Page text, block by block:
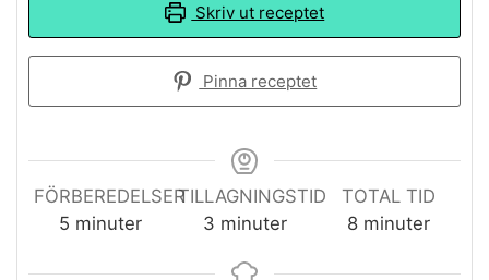
Skriv ut receptet
Pinna receptet
FÖRBEREDELSER
5 minuter
minuter
TILLAGNINGSTID
3minuter
minuter
TOTAL TID
8minuter
minuter